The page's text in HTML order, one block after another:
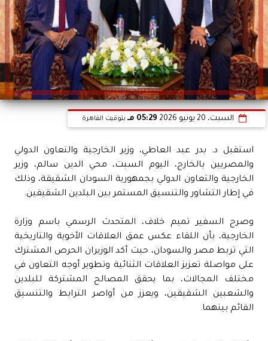
السبت، 20 يونيو 2026 05:29 مـ بتوقيت القاهرة
استقبل د. بدر عبد العاطي، وزير الخارجية والتعاون الدولي
والمصريين بالخارج، اليوم السبت، محي الدين سالم، وزير
الخارجية والتعاون الدولي بجمهورية السودان الشقيقة، وذلك
في إطار التشاور والتنسيق المستمر بين البلدين الشقيقين.
وصرح السفير تميم خلاف، المتحدث الرسمي باسم وزارة
الخارجية، بأن اللقاء عكس عمق العلاقات الأخوية والتاريخية
التي تربط مصر والسودان، حيث أكد الوزيران الحرص المشترك
على مواصلة تعزيز العلاقات الثنائية وتطوير أوجه التعاون في
مختلف المجالات، بما يحقق المصالح المشتركة للبلدين
والشعبين الشقيقين، ويعزز من أواصر الترابط والتنسيق
القائم بينهما.